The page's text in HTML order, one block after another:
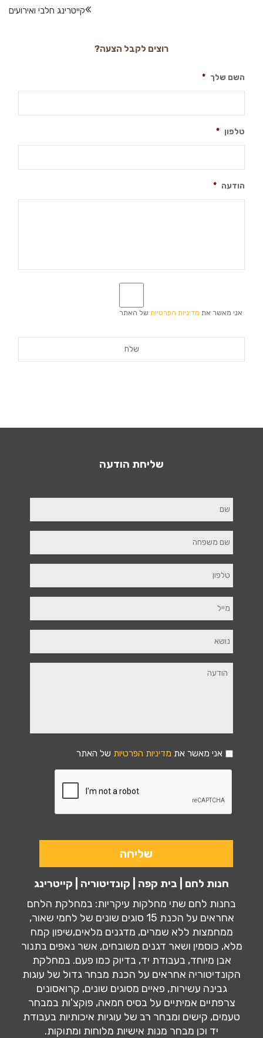
קייטרינג חלבי ואירועים
רוצים לקבל הצעה?
השם שלך *
טלפון *
הודעה *
אני מאשר את מדיניות הפרטיות של האתר
שליחת הודעה
אני מאשר את מדיניות הפרטיות של האתר
חנות לחם | בית קפה | קונדיטוריה | קייטרינג
בחנות לחם שתי מחלקות עיקריות: במחלקת הלחם
אחראים על הכנת 15 סוגים שונים של לחמי שאור,
ממחמצות ללא שמרים, מדגנים מלאים,שיפון קמח
מלא, כוסמין ושאר דגנים משובחים, אשר נאפים בתנור
אבן מיוחד, בעבודת יד, בדיוק כמו פעם. במחלקת
הקונדיטוריה אחראים על הכנת מבחר גדול של עוגות
גבינה עשירות, פאיים מסוגים שונים, קרואסונים
צרפתיים אמיתיים על בסיס חמאה, פוקצ'ות במבחר
טעמים, קישים ומבחר רב של עוגיות איכותיות בעבודת
יד וכן מבחר מנות אישיות מלוחות ומתוקות.